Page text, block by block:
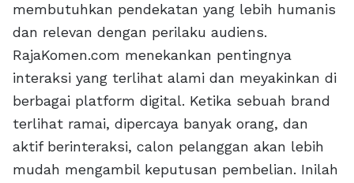
membutuhkan pendekatan yang lebih humanis
dan relevan dengan perilaku audiens.
RajaKomen.com menekankan pentingnya
interaksi yang terlihat alami dan meyakinkan di
berbagai platform digital. Ketika sebuah brand
terlihat ramai, dipercaya banyak orang, dan
aktif berinteraksi, calon pelanggan akan lebih
mudah mengambil keputusan pembelian. Inilah